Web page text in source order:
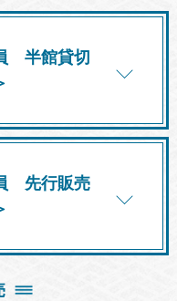
半館貸切
先行販売